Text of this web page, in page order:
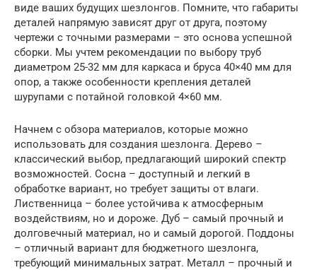
виде ваших будущих шезлонгов. Помните, что габариты
деталей напрямую зависят друг от друга, поэтому
чертежи с точными размерами – это основа успешной
сборки. Мы учтем рекомендации по выбору труб
диаметром 25-32 мм для каркаса и бруса 40×40 мм для
опор, а также особенности крепления деталей
шурупами с потайной головкой 4×60 мм.
Начнем с обзора материалов, которые можно
использовать для создания шезлонга. Дерево –
классический выбор, предлагающий широкий спектр
возможностей. Сосна – доступный и легкий в
обработке вариант, но требует защиты от влаги.
Лиственница – более устойчива к атмосферным
воздействиям, но и дороже. Дуб – самый прочный и
долговечный материал, но и самый дорогой. Поддоны
– отличный вариант для бюджетного шезлонга,
требующий минимальных затрат. Металл – прочный и